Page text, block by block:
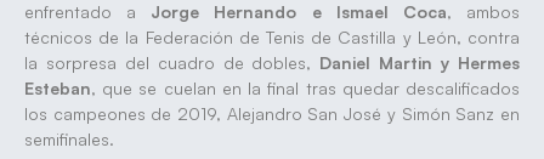
enfrentado a Jorge Hernando e Ismael Coca, ambos
técnicos de la Federación de Tenis de Castilla y León, contra
la sorpresa del cuadro de dobles, Daniel Martin y Hermes
Esteban, que se cuelan en la final tras quedar descalificados
los campeones de 2019, Alejandro San José y Simón Sanz en
semifinales.